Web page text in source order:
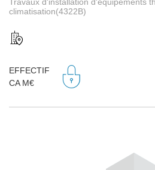
climatisation(4322B)
EFFECTIF
CA M€